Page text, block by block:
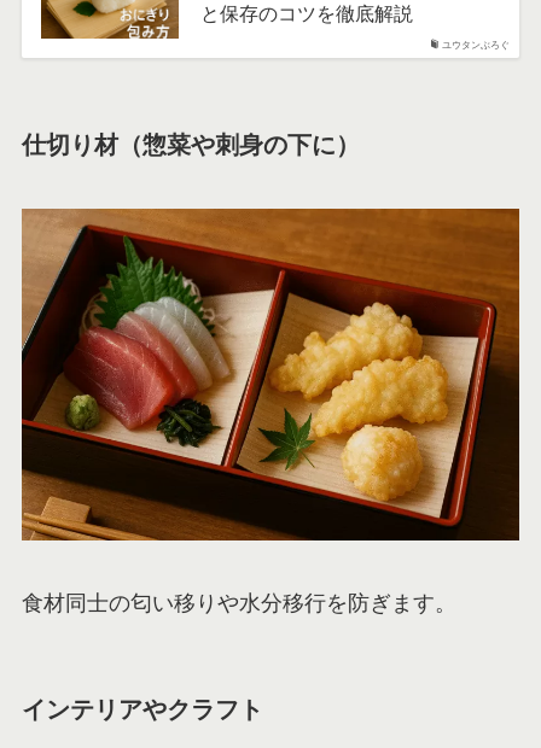
ユウタンぶろぐ
と保存のコツを徹底解説
仕切り材（惣菜や刺身の下に）
食材同士の匂い移りや水分移行を防ぎます。
インテリアやクラフト